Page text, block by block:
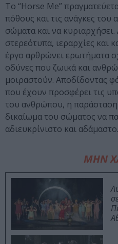
Το “Horse Me”
πόθους και τις ανάγκες
σώματα και να
στερεότυπα, ιεραρχίες και
έργο αρθρώνει ερωτήματα
οδύνες που ζωικά και
μοιραστούν. Αποδίδοντας
που έχουν προσφέρει τις
του ανθρώπου, η παράσταση
δικαίωμα του σώματος να
αδιευκρίνιστο και αδάμαστο.
ΜΗΝ